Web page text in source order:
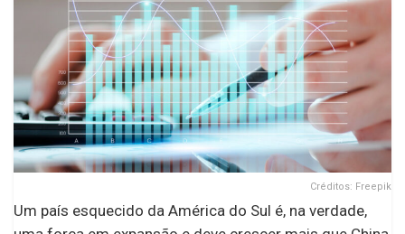
Créditos: Freepik
Um país esquecido da América do Sul é, na verdade,